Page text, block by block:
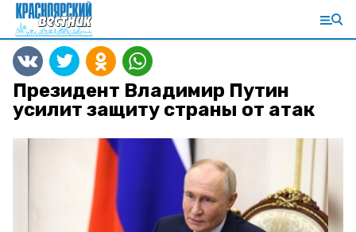
Президент Владимир Путин
усилит защиту страны от атак